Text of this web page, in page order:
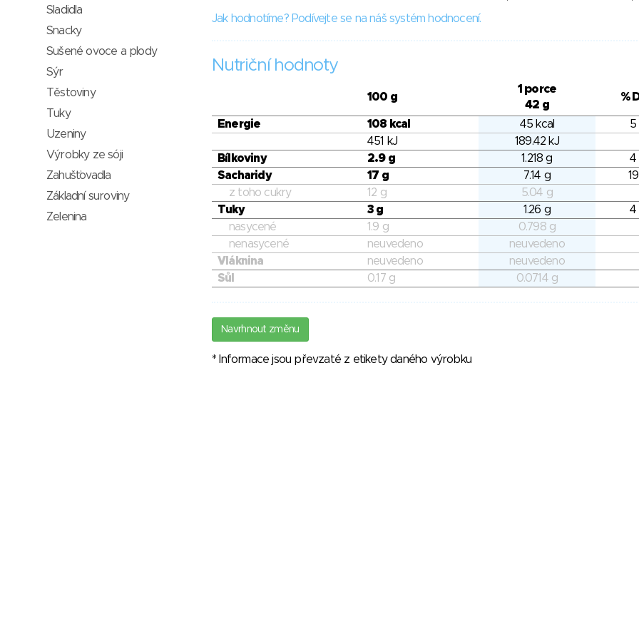
Jak hodnotíme? Podívejte se na náš systém hodnocení.
Nutriční hodnoty
100 g
1 porce
42 g
%
Energie 108 kcal 45 kcal
5
451 kJ
189.42 kJ
Bílkoviny
2.9 g 1.218 g
4
Sacharidy
17 g 7.14 g
z toho cukry
12 g
5.04 g
Tuky
3 g 1.26 g
4
nasycené
1.9 g
0.798 g
nenasycené
neuvedeno
neuvedeno
Vláknina
neuvedeno
neuvedeno
Sůl
0.17 g 0.0714 g
Navrhnout změnu
* Informace jsou převzaté z etikety daného výrobku
Sladidla
Snacky
Sušené ovoce a plody
Sýr
Těstoviny
Tuky
Uzeniny
Výrobky ze sóji
Zahušťovadla
Základní suroviny
Zelenina